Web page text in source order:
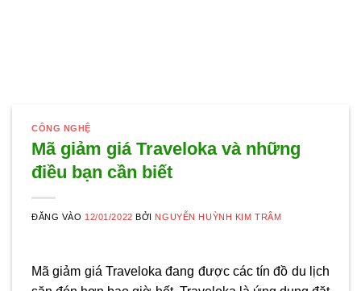
CÔNG NGHỆ
Mã giảm giá Traveloka và những
điều bạn cần biết
ĐĂNG VÀO 12/01/2022 BỞI NGUYỄN HUỲNH KIM TRÂM
Mã giảm giá Traveloka đang được các tín đồ du lịch